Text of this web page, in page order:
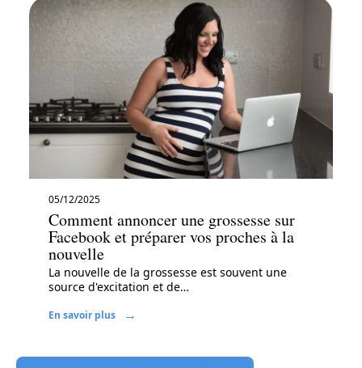
05/12/2025
Comment annoncer une grossesse sur
Facebook et préparer vos proches à la
nouvelle
La nouvelle de la grossesse est souvent une
source d'excitation et de…
En savoir plus